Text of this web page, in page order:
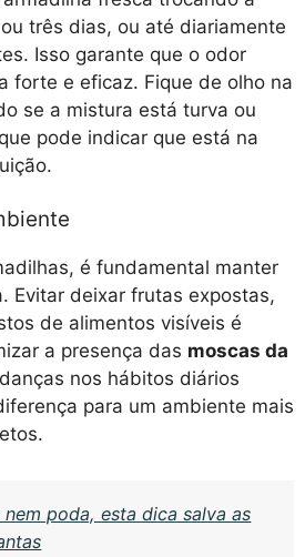
três dias, ou até diariamente
Isso garante que o odor
forte e eficaz. Fique de olho na
se a mistura está turva ou
pode indicar que está na
é fundamental manter
Evitar deixar frutas expostas,
de alimentos visíveis é
a presença das moscas da
nos hábitos diários
para um ambiente mais
poda, esta dica salva as